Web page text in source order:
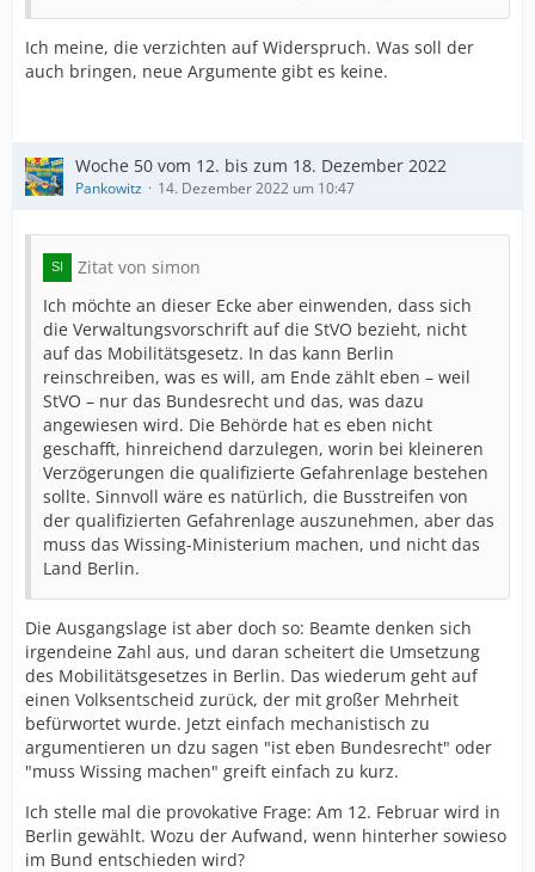
Ich meine, die verzichten auf Widerspruch. Was soll der
auch bringen, neue Argumente gibt es keine.
Woche 50 vom 12. bis zum 18. Dezember 2022
Pankowitz 14. Dezember 2022 um 10:47
Zitat von simon
Ich möchte an dieser Ecke aber einwenden, dass sich
die Verwaltungsvorschrift auf die StVO bezieht, nicht
auf das Mobilitätsgesetz. In das kann Berlin
reinschreiben, was es will, am Ende zählt eben – weil
StVO – nur das Bundesrecht und das, was dazu
angewiesen wird. Die Behörde hat es eben nicht
geschafft, hinreichend darzulegen, worin bei kleineren
Verzögerungen die qualifizierte Gefahrenlage bestehen
sollte. Sinnvoll wäre es natürlich, die Busstreifen von
der qualifizierten Gefahrenlage auszunehmen, aber das
muss das Wissing-Ministerium machen, und nicht das
Land Berlin.
Die Ausgangslage ist aber doch so: Beamte denken sich
irgendeine Zahl aus, und daran scheitert die Umsetzung
des Mobilitätsgesetzes in Berlin. Das wiederum geht auf
einen Volksentscheid zurück, der mit großer Mehrheit
befürwortet wurde. Jetzt einfach mechanistisch zu
argumentieren un dzu sagen "ist eben Bundesrecht" oder
"muss Wissing machen" greift einfach zu kurz.
Ich stelle mal die provokative Frage: Am 12. Februar wird in
Berlin gewählt. Wozu der Aufwand, wenn hinterher sowieso
im Bund entschieden wird?